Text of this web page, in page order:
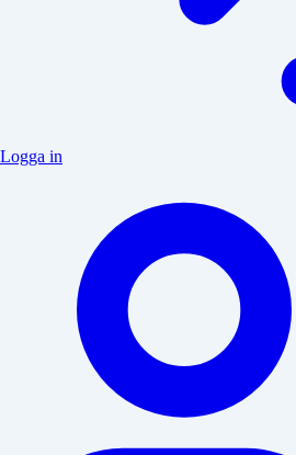
Logga in